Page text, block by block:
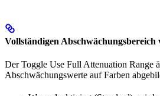
Vollständigen Abschwächungsbereich
Der Toggle Use Full Attenuation Range
Abschwächungswerte auf Farben